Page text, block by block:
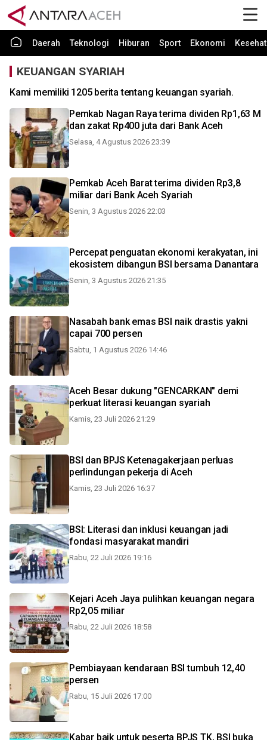
Daerah Teknologi Hiburan Sport Ekonomi
KEUANGAN SYARIAH
Kami memiliki 1205 berita tentang keuangan syariah.
Pemkab Nagan Raya terima dividen Rp1,63 M
dan zakat Rp400 juta dari Bank Aceh
Selasa, 4 Agustus 2026 23:39
Pemkab Aceh Barat terima dividen Rp3,8
miliar dari Bank Aceh Syariah
Senin, 3 Agustus 2026 22:03
Percepat penguatan ekonomi kerakyatan, ini
ekosistem dibangun BSI bersama Danantara
Senin, 3 Agustus 2026 21:35
Nasabah bank emas BSI naik drastis yakni
capai 700 persen
Sabtu, 1 Agustus 2026 14:46
Aceh Besar dukung "GENCARKAN" demi
perkuat literasi keuangan syariah
Kamis, 23 Juli 2026 21:29
BSI dan BPJS Ketenagakerjaan perluas
perlindungan pekerja di Aceh
Kamis, 23 Juli 2026 16:37
BSI: Literasi dan inklusi keuangan jadi
fondasi masyarakat mandiri
Rabu, 22 Juli 2026 19:16
Kejari Aceh Jaya pulihkan keuangan negara
Rp2,05 miliar
Rabu, 22 Juli 2026 18:58
Pembiayaan kendaraan BSI tumbuh 12,40
persen
Rabu, 15 Juli 2026 17:00
Kabar baik untuk peserta BPJS TK, BSI buka